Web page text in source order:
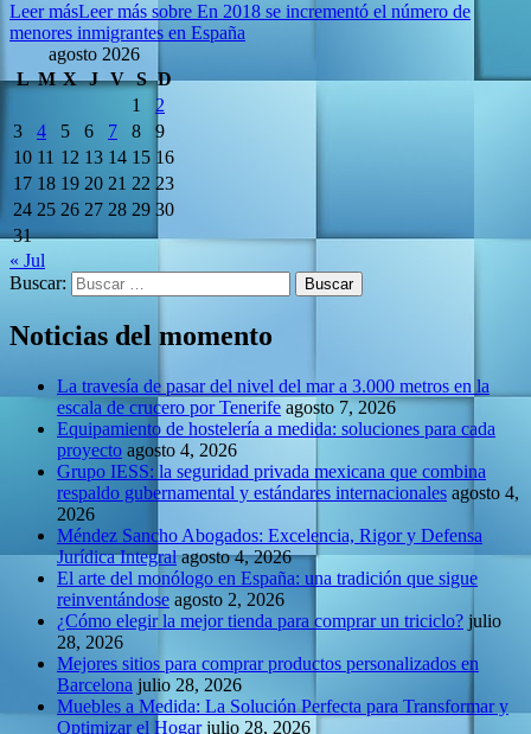
Leer másLeer más sobre En 2018 se incrementó el número de
menores inmigrantes en España
agosto 2026
L M X J V S D
1
2
3
4 5 6 7 8
9
10 11 12 13 14 15 16
17 18 19 20 21 22 23
24 25 26 27 28 29 30
31
« Jul
Buscar:
Noticias del momento
La travesía de pasar del nivel del mar a 3.000 metros en la
escala de crucero por Tenerife agosto 7, 2026
Equipamiento de hostelería a medida: soluciones para cada
proyecto agosto 4, 2026
Grupo IESS: la seguridad privada mexicana que combina
respaldo gubernamental y estándares internacionales agosto 4,
2026
Méndez Sancho Abogados: Excelencia, Rigor y Defensa
Jurídica Integral agosto 4, 2026
El arte del monólogo en España: una tradición que sigue
reinventándose agosto 2, 2026
¿Cómo elegir la mejor tienda para comprar un triciclo? julio
28, 2026
Mejores sitios para comprar productos personalizados en
Barcelona julio 28, 2026
Muebles a Medida: La Solución Perfecta para Transformar y
Optimizar el Hogar julio 28, 2026